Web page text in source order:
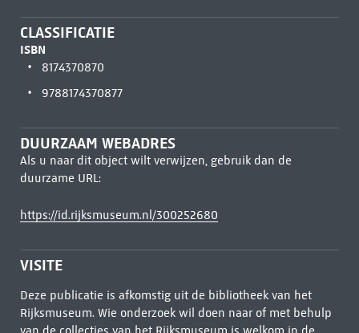
CLASSIFICATIE
ISBN
8174370870
9788174370877
DUURZAAM WEBADRES
Als u naar dit object wilt verwijzen, gebruik dan de
duurzame URL:
https://id.rijksmuseum.nl/300252680
VISITE
Deze publicatie is afkomstig uit de bibliotheek van het
Rijksmuseum. Wie onderzoek wil doen naar of met behulp